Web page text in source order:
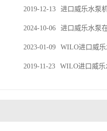
2019-12-13 进口威乐水泵
2024-10-06 进口威乐水泵
2023-01-09 WILO进口威
2019-11-23 WILO进口威